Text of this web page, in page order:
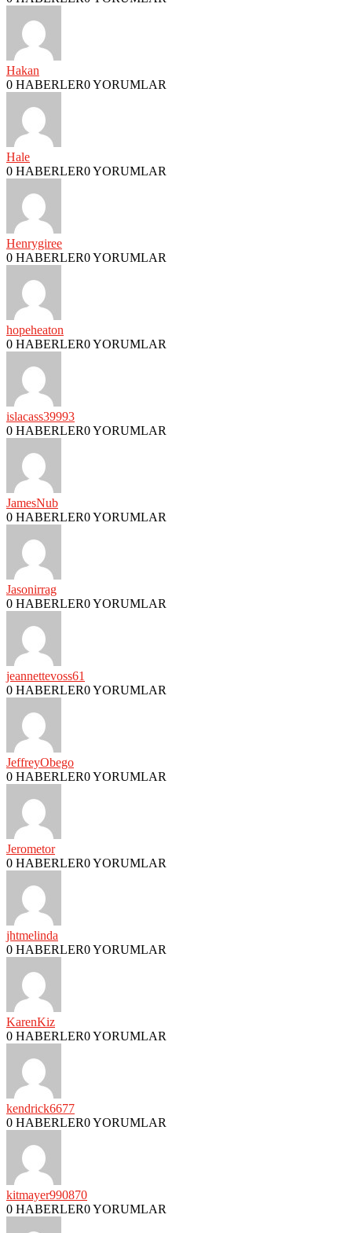
Hakan
0 HABERLER0 YORUMLAR
Hale
0 HABERLER0 YORUMLAR
Henrygiree
0 HABERLER0 YORUMLAR
hopeheaton
0 HABERLER0 YORUMLAR
islacass39993
0 HABERLER0 YORUMLAR
JamesNub
0 HABERLER0 YORUMLAR
Jasonirrag
0 HABERLER0 YORUMLAR
jeannettevoss61
0 HABERLER0 YORUMLAR
JeffreyObego
0 HABERLER0 YORUMLAR
Jerometor
0 HABERLER0 YORUMLAR
jhtmelinda
0 HABERLER0 YORUMLAR
KarenKiz
0 HABERLER0 YORUMLAR
kendrick6677
0 HABERLER0 YORUMLAR
kitmayer990870
0 HABERLER0 YORUMLAR